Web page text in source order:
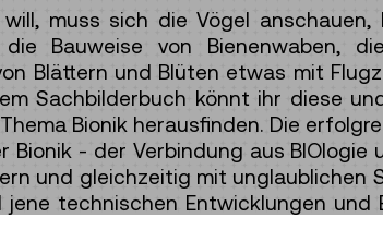
muss sich die Vögel
Bauweise von Bienenwaben,
Blättern und Blüten etwas mit
Sachbilderbuch könnt ihr diese
Bionik herausfinden. Die
Bionik - der Verbindung aus BIOlogie
und gleichzeitig mit unglaublichen
technischen Entwicklungen und
beeindruckenden